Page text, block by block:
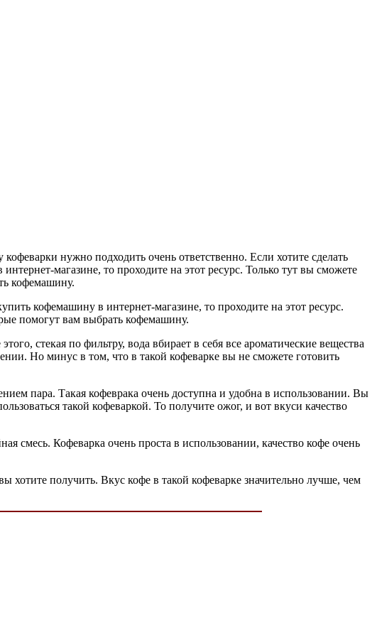
нужно подходить очень ответственно. Если хотите сделать
магазине, то проходите на этот ресурс. Только тут вы сможете
кофемашину.
кофемашину в интернет-магазине, то проходите на этот ресурс.
помогут вам выбрать кофемашину.
стекая по фильтру, вода вбирает в себя все ароматические вещества
Но минус в том, что в такой кофеварке вы не сможете готовить
пара. Такая кофеврака очень доступна и удобна в использовании. Вы
такой кофеваркой. То получите ожог, и вот вкуси качество
смесь. Кофеварка очень проста в использовании, качество кофе очень
хотите получить. Вкус кофе в такой кофеварке значительно лучше, чем